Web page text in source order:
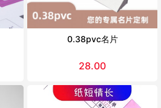
0.38pvc名片
28.00